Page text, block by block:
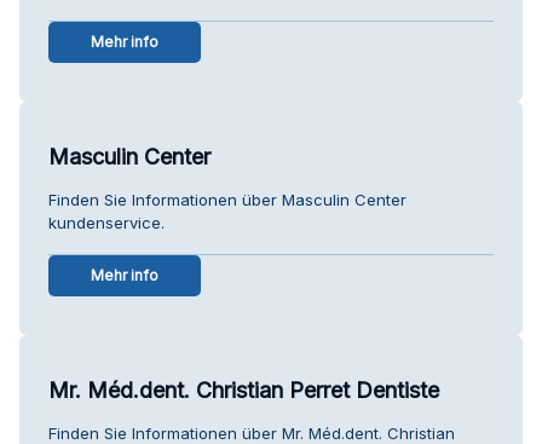
Mehr info
Masculin Center
Finden Sie Informationen über Masculin Center
kundenservice.
Mehr info
Mr. Méd.dent. Christian Perret Dentiste
Finden Sie Informationen über Mr. Méd.dent. Christian